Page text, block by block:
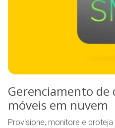
Gerenciamento de
móveis em nuvem
Provisione, monitore e